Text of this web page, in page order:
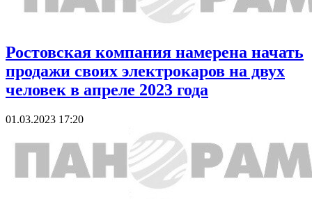
Ростовская компания намерена начать
продажи своих электрокаров на двух
человек в апреле 2023 года
01.03.2023 17:20